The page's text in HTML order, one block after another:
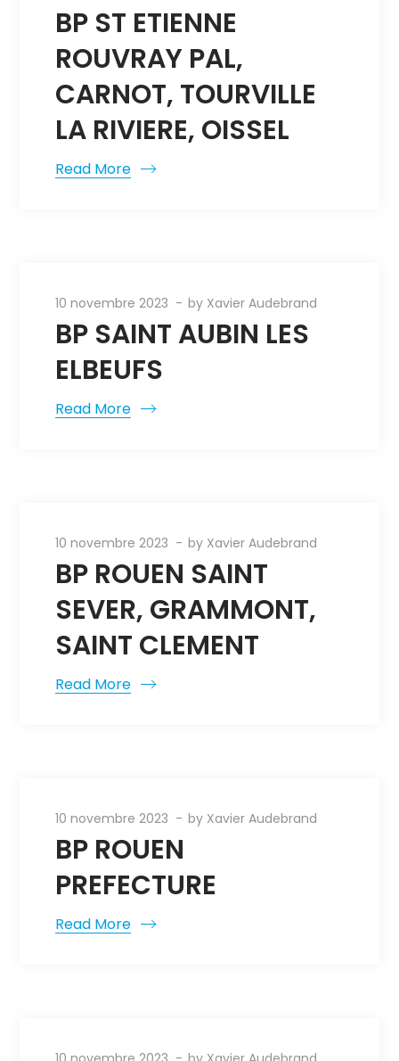
BP ST ETIENNE
ROUVRAY PAL,
CARNOT, TOURVILLE
LA RIVIERE, OISSEL
Read More
10 novembre 2023 by Xavier Audebrand
BP SAINT AUBIN LES
ELBEUFS
Read More
10 novembre 2023 by Xavier Audebrand
BP ROUEN SAINT
SEVER, GRAMMONT,
SAINT CLEMENT
Read More
10 novembre 2023 by Xavier Audebrand
BP ROUEN
PREFECTURE
Read More